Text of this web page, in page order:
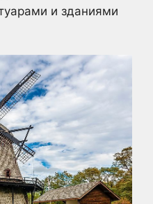
и зданиями